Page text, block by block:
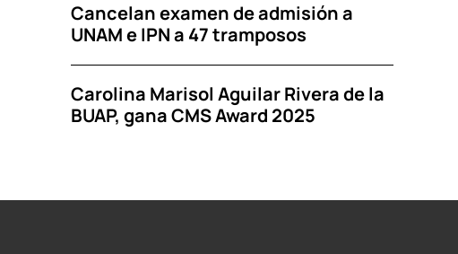
Cancelan examen de admisión a
UNAM e IPN a 47 tramposos
Carolina Marisol Aguilar Rivera de la
BUAP, gana CMS Award 2025